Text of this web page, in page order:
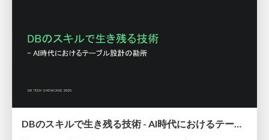
DBのスキルで生き残る技術 - AI時代におけるテーブル設計の勘所